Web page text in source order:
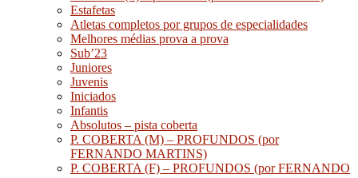
Estafetas
Atletas completos por grupos de especialidades
Melhores médias prova a prova
Sub’23
Juniores
Juvenis
Iniciados
Infantis
Absolutos – pista coberta
P. COBERTA (M) – PROFUNDOS (por
FERNANDO MARTINS)
P. COBERTA (F) – PROFUNDOS (por FERNANDO